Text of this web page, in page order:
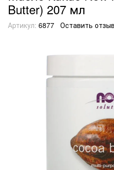
Butter) 207 мл
Артикул: 6877 Оставить отзыв